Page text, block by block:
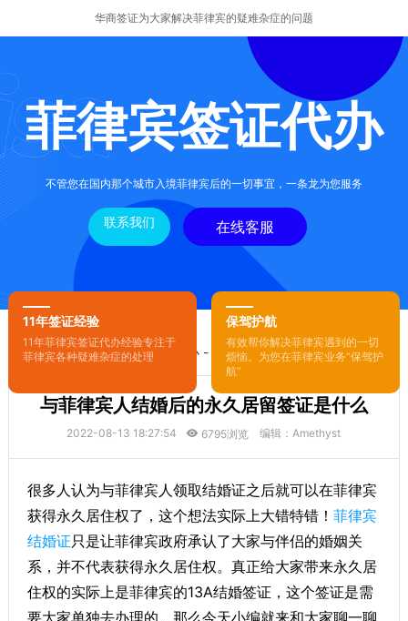
华商签证为大家解决菲律宾的疑难杂症的问题
菲律宾签证代办
不管您在国内那个城市入境菲律宾后的一切事宜，一条龙为您服务
联系我们 在线客服
11年签证经验
11年菲律宾签证代办经验专注于
菲律宾各种疑难杂症的处理
保驾护航
有效帮你解决菲律宾遇到的一切
烦恼。为您在菲律宾业务“保驾护
航”
您的位置：首页-菲律宾签证代办- 正文
与菲律宾人结婚后的永久居留签证是什么
2022-08-13 18:27:54 6795浏览 编辑：Amethyst
很多人认为与菲律宾人领取结婚证之后就可以在菲律宾
获得永久居住权了，这个想法实际上大错特错！ 菲律宾
结婚证只是让菲律宾政府承认了大家与伴侣的婚姻关
系，并不代表获得永久居住权。真正给大家带来永久居
住权的实际上是菲律宾的13A结婚签证，这个签证是需
要大家单独去办理的。那么今天小编就来和大家聊一聊